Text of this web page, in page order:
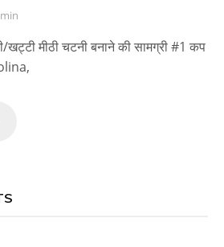
खट्टी मीठी चटनी बनाने की सामग्री #1 कप